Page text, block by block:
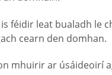
féidir leat bualadh le
cearn den domhan.
mhuirir ar úsáideoirí